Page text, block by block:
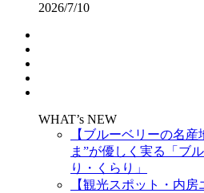
2026/7/10
WHAT’s NEW
【ブルーベリーの名
ま”が優しく実る「ブ
り・くらり」
【観光スポット・内